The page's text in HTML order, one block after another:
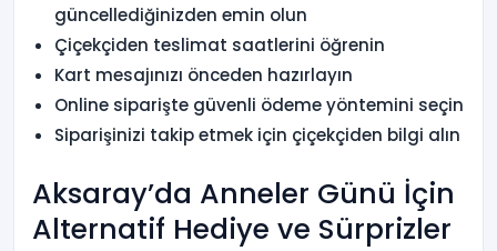
güncellediğinizden emin olun
Çiçekçiden teslimat saatlerini öğrenin
Kart mesajınızı önceden hazırlayın
Online siparişte güvenli ödeme yöntemini seçin
Siparişinizi takip etmek için çiçekçiden bilgi alın
Aksaray’da Anneler Günü İçin
Alternatif Hediye ve Sürprizler